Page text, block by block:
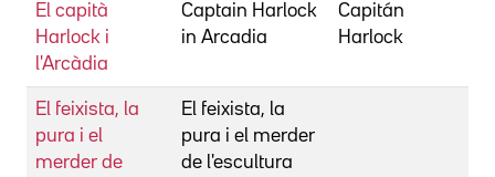
El capità
Harlock i
l'Arcàdia
Captain Harlock
in Arcadia
Capitán
Harlock
El feixista, la
pura i el
merder de
El feixista, la
pura i el merder
de l'escultura